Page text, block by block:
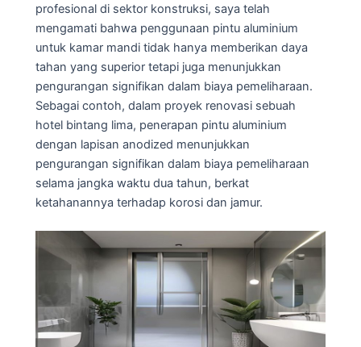
profesional di sektor konstruksi, saya telah
mengamati bahwa penggunaan pintu aluminium
untuk kamar mandi tidak hanya memberikan daya
tahan yang superior tetapi juga menunjukkan
pengurangan signifikan dalam biaya pemeliharaan.
Sebagai contoh, dalam proyek renovasi sebuah
hotel bintang lima, penerapan pintu aluminium
dengan lapisan anodized menunjukkan
pengurangan signifikan dalam biaya pemeliharaan
selama jangka waktu dua tahun, berkat
ketahanannya terhadap korosi dan jamur.